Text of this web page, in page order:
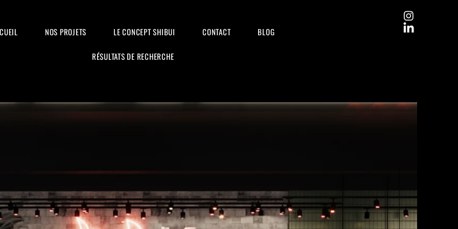
NOS PROJETS LE CONCEPT SHIBUI CONTACT BLOG
RÉSULTATS DE RECHERCHE